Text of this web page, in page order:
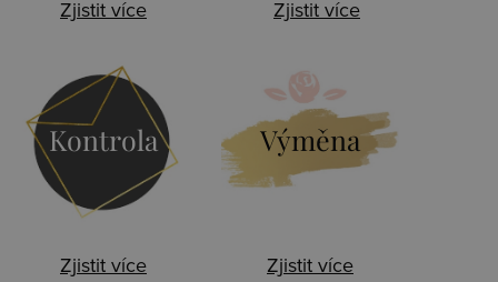
Zjistit více Zjistit více
Kontrola
Zjistit více
Výměna
Zjistit více